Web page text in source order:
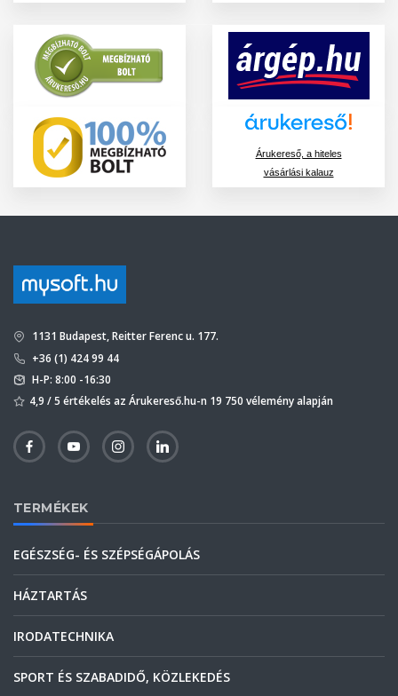
Árukereső, a hiteles
vásárlási kalauz
1131 Budapest, Reitter Ferenc u. 177.
+36 (1) 424 99 44
H-P: 8:00 -16:30
4,9 / 5 értékelés az Árukereső.hu-n 19 750 vélemény alapján
TERMÉKEK
EGÉSZSÉG- ÉS SZÉPSÉGÁPOLÁS
HÁZTARTÁS
IRODATECHNIKA
SPORT ÉS SZABADIDŐ, KÖZLEKEDÉS